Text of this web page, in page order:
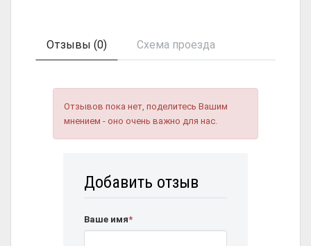
Отзывы (0) Схема проезда
Отзывов пока нет, поделитесь Вашим
мнением - оно очень важно для нас.
Добавить отзыв
Ваше имя*